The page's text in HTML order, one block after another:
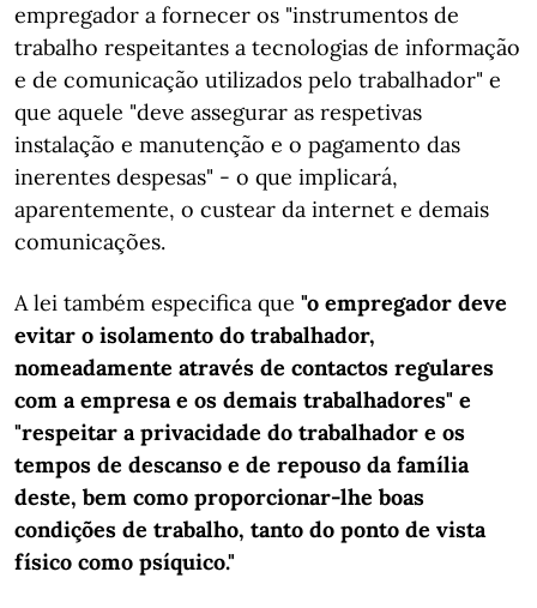
empregador a fornecer os "instrumentos de
trabalho respeitantes a tecnologias de informação
e de comunicação utilizados pelo trabalhador" e
que aquele "deve assegurar as respetivas
instalação e manutenção e o pagamento das
inerentes despesas" - o que implicará,
aparentemente, o custear da internet e demais
comunicações.
A lei também especifica que "o empregador deve
evitar o isolamento do trabalhador,
nomeadamente através de contactos regulares
com a empresa e os demais trabalhadores" e
"respeitar a privacidade do trabalhador e os
tempos de descanso e de repouso da família
deste, bem como proporcionar-lhe boas
condições de trabalho, tanto do ponto de vista
físico como psíquico."